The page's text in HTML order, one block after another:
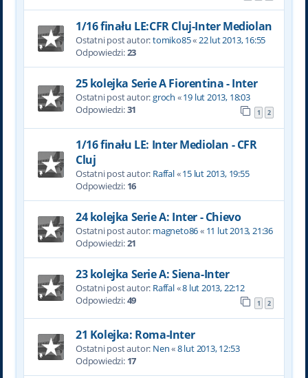
1/16 finału LE:CFR Cluj-Inter Mediolan
Ostatni post autor:tomiko85«22 lut 2013, 16:55
Odpowiedzi:23
25 kolejka Serie A Fiorentina - Inter
Ostatni post autor:groch «19 lut 2013, 18:03
Odpowiedzi:31 1 2
1/16 finału LE: Inter Mediolan - CFR
Cluj
Ostatni post autor: Raffal«15 lut 2013, 19:55
Odpowiedzi: 16
24 kolejka Serie A: Inter - Chievo
Ostatni post autor: magneto86« 11 lut 2013, 21:36
Odpowiedzi:21
23 kolejka Serie A: Siena-Inter
Ostatni post autor: Raffal«8 lut 2013, 22:12
Odpowiedzi:49 1 2
21 Kolejka: Roma-Inter
Ostatni post autor: Nen«8 lut 2013, 12:53
Odpowiedzi: 17